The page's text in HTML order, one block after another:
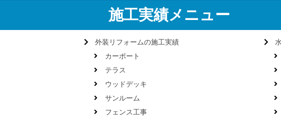
施工実績メニュー
外装リフォームの施工実績
カーポート
テラス
ウッドデッキ
サンルーム
フェンス工事